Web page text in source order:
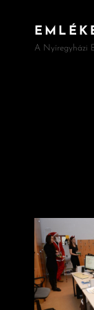
A Nyíregyházi